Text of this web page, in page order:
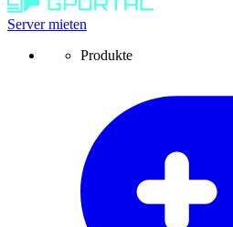
Server mieten
Produkte